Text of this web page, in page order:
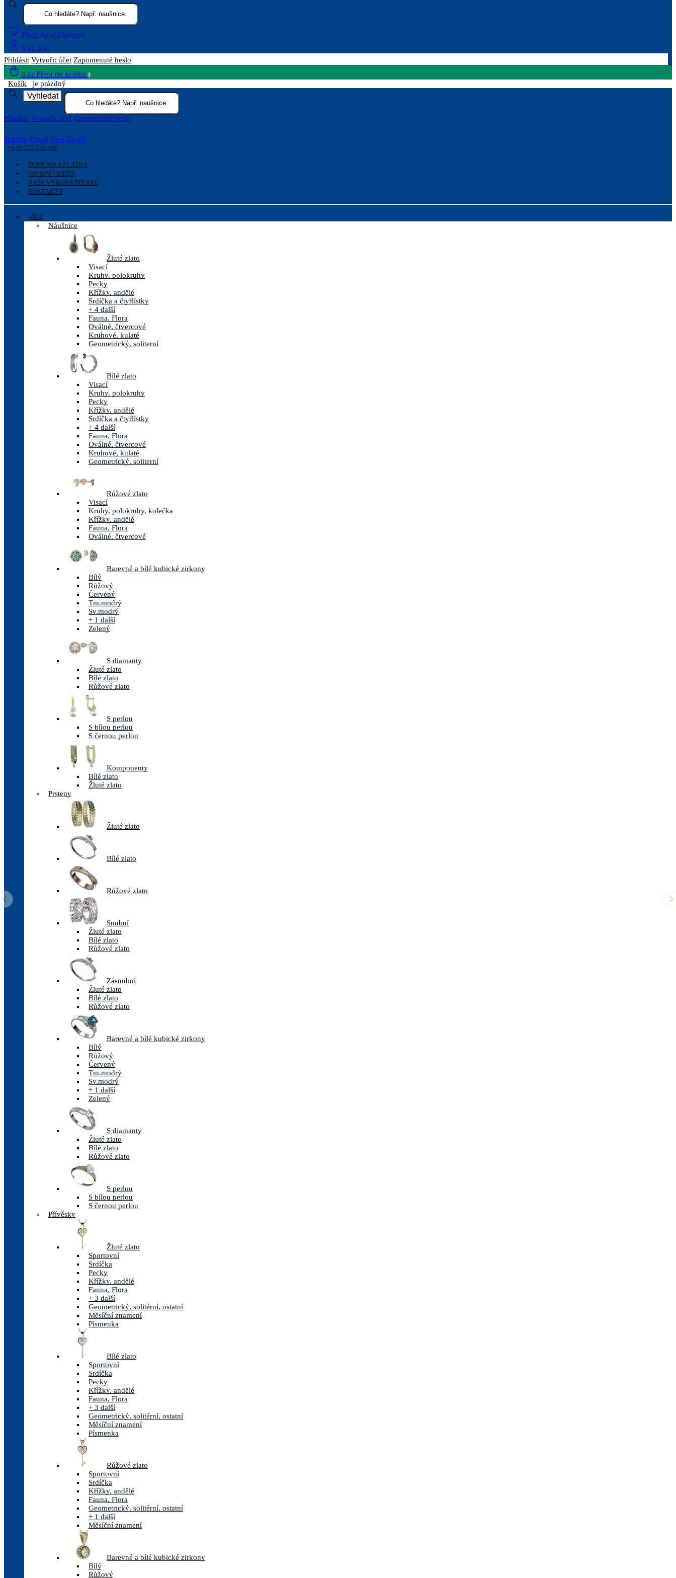
Přejít do oblíbených
Váš účet
Přihlásit Vytvořit účet Zapomenuté heslo
0 Kč Přejít do košíku 0
Košík je prázdný
Vyhledat
Přihlásit Vytvořit účet Zapomenuté heslo
Telefon Email Více Zavřít
+420 725 535 406
DOPRAVA A PLATBA
OSOBNÍ ODBĚR
NAŠE VÝROBA ŠPERKŮ
KONTAKTY
VÍCE
Náušnice
Žluté zlato
Visací
Kruhy, polokruhy
Pecky
Křížky, andělé
Srdíčka a čtyřlístky
+ 4 další
Fauna, Flora
Oválné, čtvercové
Kruhové, kulaté
Geometrický, soliterní
Bílé zlato
Visací
Kruhy, polokruhy
Pecky
Křížky, andělé
Srdíčka a čtyřlístky
+ 4 další
Fauna, Flora
Oválné, čtvercové
Kruhové, kulaté
Geometrický, soliterní
Růžové zlato
Visací
Kruhy, polokruhy, kolečka
Křížky, andělé
Fauna, Flora
Oválné, čtvercové
Barevné a bílé kubické zirkony
Bílý
Růžový
Červený
Tm.modrý
Sv.modrý
+ 1 další
Zelený
S diamanty
Žluté zlato
Bílé zlato
Růžové zlato
S perlou
S bílou perlou
S černou perlou
Komponenty
Bílé zlato
Žluté zlato
Prsteny
Žluté zlato
Bílé zlato
Růžové zlato
Snubní
Žluté zlato
Bílé zlato
Růžové zlato
Zásnubní
Žluté zlato
Bílé zlato
Růžové zlato
Barevné a bílé kubické zirkony
Bílý
Růžový
Červený
Tm.modrý
Sv.modrý
+ 1 další
Zelený
S diamanty
Žluté zlato
Bílé zlato
Růžové zlato
S perlou
S bílou perlou
S černou perlou
Přívěsky
Žluté zlato
Sportovní
Srdíčka
Pecky
Křížky, andělé
Fauna, Flora
+ 3 další
Geometrický, solitérní, ostatní
Měsíční znamení
Písmenka
Bílé zlato
Sportovní
Srdíčka
Pecky
Křížky, andělé
Fauna, Flora
+ 3 další
Geometrický, solitérní, ostatní
Měsíční znamení
Písmenka
Růžové zlato
Sportovní
Srdíčka
Křížky, andělé
Fauna, Flora
Geometrický, solitérní, ostatní
+ 1 další
Měsíční znamení
Barevné a bílé kubické zirkony
Bílý
Růžový